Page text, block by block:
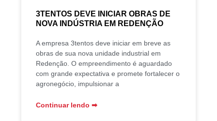
3TENTOS DEVE INICIAR OBRAS DE
NOVA INDÚSTRIA EM REDENÇÃO
A empresa 3tentos deve iniciar em breve as
obras de sua nova unidade industrial em
Redenção. O empreendimento é aguardado
com grande expectativa e promete fortalecer o
agronegócio, impulsionar a
Continuar lendo ➡︎